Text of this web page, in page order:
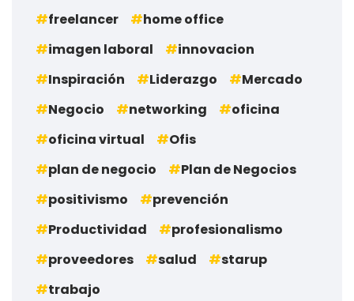
freelancer
home office
imagen laboral
innovacion
Inspiración
Liderazgo
Mercado
Negocio
networking
oficina
oficina virtual
Ofis
plan de negocio
Plan de Negocios
positivismo
prevención
Productividad
profesionalismo
proveedores
salud
starup
trabajo